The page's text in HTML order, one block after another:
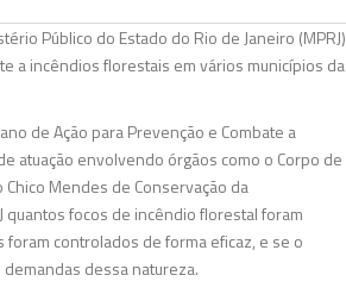
Público do Estado do Rio de Janeiro (MPRJ)
a incêndios florestais em vários municípios da
de Ação para Prevenção e Combate a
atuação envolvendo órgãos como o Corpo de
Chico Mendes de Conservação da
quantos focos de incêndio florestal foram
controlados de forma eficaz, e se o
dessa natureza.